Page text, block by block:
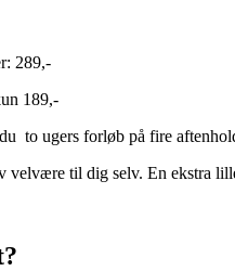
289,-
189,-
to ugers forløb på fire
velvære til dig selv. En ekstra